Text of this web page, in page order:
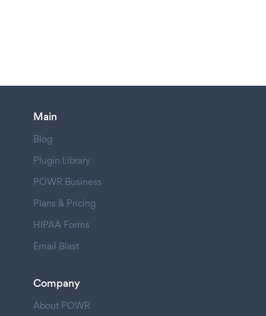
Main
Blog
Plugin Library
POWR Business
Plans & Pricing
HIPAA Forms
Email Blast
Company
About POWR